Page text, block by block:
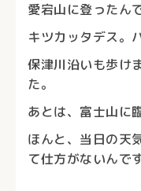
愛宕山に登ったん
キツカッタデス。
保津川沿いも歩け
た。
あとは、富士山に
ほんと、当日の天
て仕方がないんで